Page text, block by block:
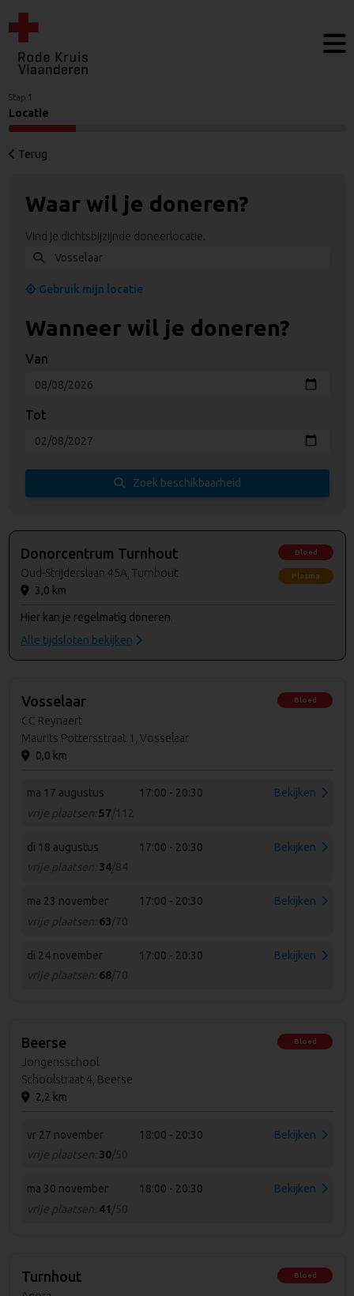
Stap 1
Locatie
Terug
Waar wil je doneren?
Vind je dichtsbijzijnde doneerlocatie.
Gebruik mijn locatie
Wanneer wil je doneren?
Van
Tot
Zoek beschikbaarheid
Donorcentrum Turnhout
Oud-Strijderslaan 45A, Turnhout
3,0 km
Bloed
Plasma
Hier kan je regelmatig doneren.
Alle tijdsloten bekijken
Vosselaar
CC Reynaert
Maurits Pottersstraat 1, Vosselaar
0,0 km
Bloed
ma 17 augustus
17:00 - 20:30
vrije plaatsen: 57/112
Bekijken
di 18 augustus
17:00 - 20:30
vrije plaatsen: 34/84
Bekijken
ma 23 november
17:00 - 20:30
vrije plaatsen: 63/70
Bekijken
di 24 november
17:00 - 20:30
vrije plaatsen: 68/70
Bekijken
Beerse
Jongensschool
Schoolstraat 4, Beerse
2,2 km
Bloed
vr 27 november
18:00 - 20:30
vrije plaatsen: 30/50
Bekijken
ma 30 november
18:00 - 20:30
vrije plaatsen: 41 /50
Bekijken
Turnhout Bloed